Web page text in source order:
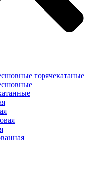
горячекатаные